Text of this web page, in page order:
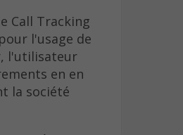
Call Tracking
l'usage de
l'utilisateur
en en
la société